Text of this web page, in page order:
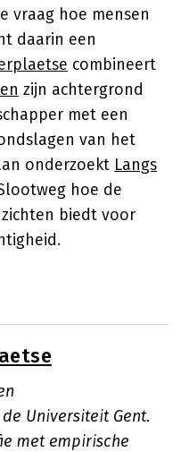
vraag hoe mensen
daarin een
combineert
zijn achtergrond
met een
van het
onderzoekt Langs
hoe de
biedt voor
Universiteit Gent.
met empirische